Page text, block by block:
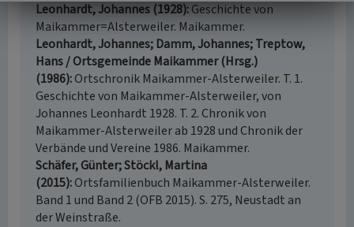
Leonhardt, Johannes (1928) Geschichte von
Maikammer=Alsterweiler. Maikammer.
Leonhardt, Johannes; Damm, Johannes; Treptow,
Hans / Ortsgemeinde Maikammer (Hrsg.)
(1986) Ortschronik Maikammer-Alsterweiler. T. 1.
Geschichte von Maikammer-Alsterweiler, von
Johannes Leonhardt 1928. T. 2. Chronik von
Maikammer-Alsterweiler ab 1928 und Chronik der
Verbände und Vereine 1986. Maikammer.
Schäfer, Günter; Stöckl, Martina
(2015) Ortsfamilienbuch Maikammer-Alsterweiler.
Band 1 und Band 2 (OFB 2015). S. 275, Neustadt an
der Weinstraße.